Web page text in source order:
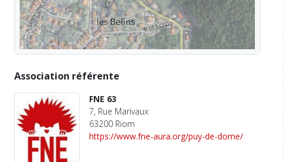
Association référente
FNE 63
7, Rue Marivaux
63200 Riom
https://www.fne-aura.org/puy-de-dome/